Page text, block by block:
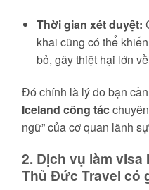
Thời gian xét duyệt:
khai cũng có thể
bỏ, gây thiệt hại lớn
Đó chính là lý do bạn
Iceland công tác
ngữ” của cơ quan lãnh
2. Dịch vụ làm
Thủ Đức Travel có